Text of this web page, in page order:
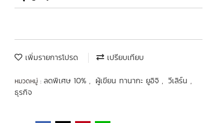
เพิ่มรายการโปรด เปรียบเทียบ
หมวดหมู่ : ลดพิเศษ 10% , ผู้เขียน ทานากะ ยูอิจิ , วีเลิร์น ,
ธุรกิจ